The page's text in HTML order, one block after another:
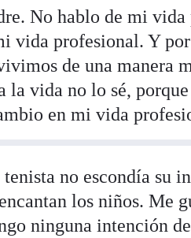
No hablo de mi
vida profesional. Y
de una manera
la vida no lo sé,
en mi vida
no escondía su
los niños. Me
ninguna intención